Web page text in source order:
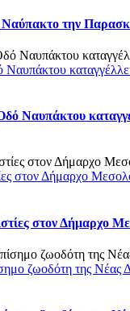
την
Ναυπάκτου
στον Δήμαρχο
στον Δήμαρχο
ζωοδότη της Νέας